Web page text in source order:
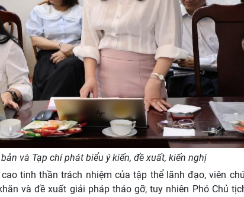
và Tạp chí phát biểu ý kiến, đề xuất, kiến nghị
tinh thần trách nhiệm của tập thể lãnh đạo, viên
và đề xuất giải pháp tháo gỡ, tuy nhiên Phó Chủ